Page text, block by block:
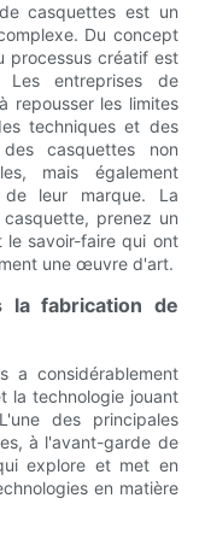
casquettes est un
Du concept
processus créatif est
Les entreprises de
repousser les limites
techniques et des
casquettes non
mais également
de leur marque. La
prenez un
savoir-faire qui ont
une œuvre d'art.
la fabrication de
a considérablement
la technologie jouant
des principales
à l'avant-garde de
explore et met en
en matière